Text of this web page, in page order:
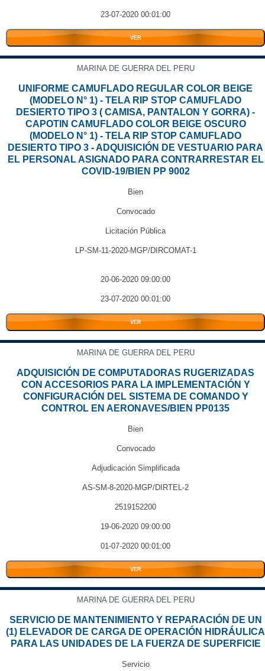
23-07-2020 00:01:00
VER
MARINA DE GUERRA DEL PERU
UNIFORME CAMUFLADO REGULAR COLOR BEIGE
(MODELO N° 1) - TELA RIP STOP CAMUFLADO
DESIERTO TIPO 3 ( CAMISA, PANTALON Y GORRA) -
CAPOTIN CAMUFLADO COLOR BEIGE OSCURO
(MODELO N° 1) - TELA RIP STOP CAMUFLADO
DESIERTO TIPO 3 - ADQUISICIÓN DE VESTUARIO PARA
EL PERSONAL ASIGNADO PARA CONTRARRESTAR EL
COVID-19/BIEN PP 9002
Bien
Convocado
Licitación Pública
LP-SM-11-2020-MGP/DIRCOMAT-1
20-06-2020 09:00:00
23-07-2020 00:01:00
VER
MARINA DE GUERRA DEL PERU
ADQUISICIÓN DE COMPUTADORAS RUGERIZADAS
CON ACCESORIOS PARA LA IMPLEMENTACIÓN Y
CONFIGURACIÓN DEL SISTEMA DE COMANDO Y
CONTROL EN AERONAVES/BIEN PP0135
Bien
Convocado
Adjudicación Simplificada
AS-SM-8-2020-MGP/DIRTEL-2
2519152200
19-06-2020 09:00:00
01-07-2020 00:01:00
VER
MARINA DE GUERRA DEL PERU
SERVICIO DE MANTENIMIENTO Y REPARACIÓN DE UN
(1) ELEVADOR DE CARGA DE OPERACIÓN HIDRÁULICA
PARA LAS UNIDADES DE LA FUERZA DE SUPERFICIE
Servicio